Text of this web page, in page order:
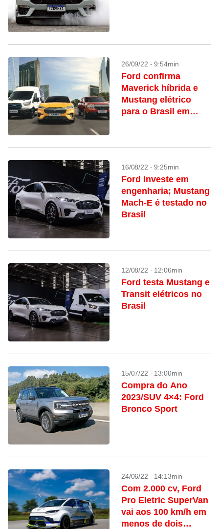
26/09/22 - 9:54min
Ford confirma
Maverick híbrida e
Mustang elétrico
para o Brasil em
16/08/22 - 9:25min
Ford investe em
engenharia; Mustang
Mach-E é testado no
Brasil
12/08/22 - 12:06min
Ford testa Mustang e
Transit elétricos no
Brasil
15/07/22 - 13:00min
Compra do Ano
2023/SUV 4×4: Ford
Bronco Sport
24/06/22 - 14:13min
Com 2.000 cv, Ford
Pro Eletric SuperVan
vai aos 100 km/h em
menos de dois